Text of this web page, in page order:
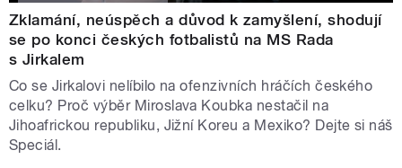
Zklamání, neúspěch a důvod k zamyšlení, shodují
se po konci českých fotbalistů na MS Rada
s Jirkalem
Co se Jirkalovi nelíbilo na ofenzivních hráčích českého
celku? Proč výběr Miroslava Koubka nestačil na
Jihoafrickou republiku, Jižní Koreu a Mexiko? Dejte si náš
Speciál.